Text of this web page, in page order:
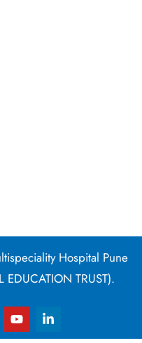
Hospital Pune
TRUST).
Y
o
u
L
i
n